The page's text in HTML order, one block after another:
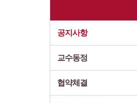
공지사항
교수동정
협약체결